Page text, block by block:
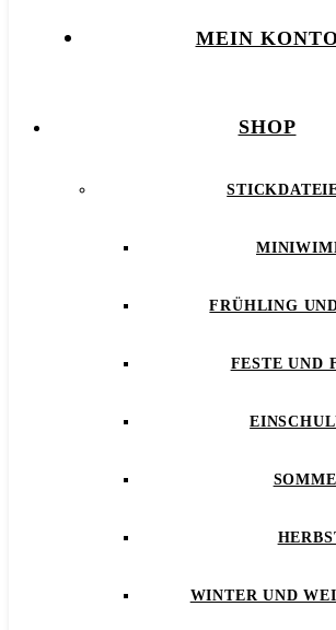
MEIN KONTO
SHOP
FRÜHLING
FESTE UND
WINTER UND